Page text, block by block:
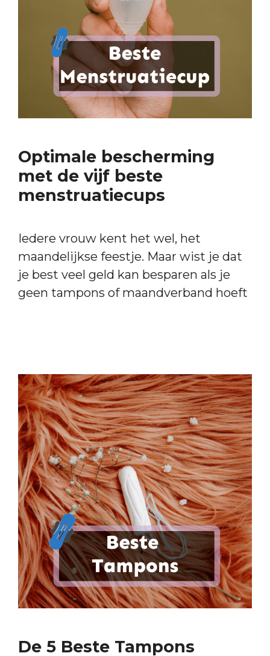
Optimale bescherming
met de vijf beste
menstruatiecups
Iedere vrouw kent het wel, het
maandelijkse feestje. Maar wist je dat
je best veel geld kan besparen als je
geen tampons of maandverband hoeft
De 5 Beste Tampons